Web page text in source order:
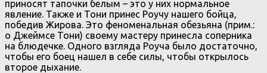
приносят тапочки белым – это у них нормальное
явление. Также и Тони принес Роучу нашего бойца,
победив Жирова. Это феноменальная обезьяна (прим.:
о Джеймсе Тони) своему мастеру принесла соперника
на блюдечке. Одного взгляда Роуча было достаточно,
чтобы его боец нашел в себе силы, чтобы открылось
второе дыхание.